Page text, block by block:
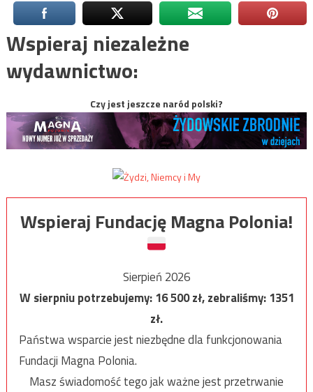
Wspieraj niezależne
wydawnictwo:
Czy jest jeszcze naród polski?
Wspieraj Fundację Magna Polonia!
Sierpień 2026
W sierpniu potrzebujemy:16 500zł, zebraliśmy:1351
zł.
Państwa wsparcie jest niezbędne dla funkcjonowania
Fundacji Magna Polonia.
Masz świadomość tego jak ważne jest przetrwanie